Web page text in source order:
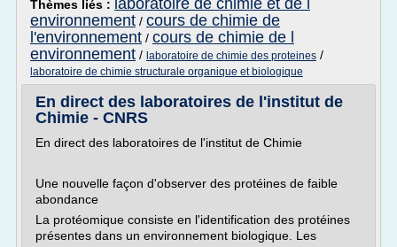
Thèmes liés : laboratoire de chimie et de l
environnement / cours de chimie de
l'environnement / cours de chimie de l
environnement / laboratoire de chimie des proteines /
laboratoire de chimie structurale organique et biologique
En direct des laboratoires de l'institut de
Chimie - CNRS
En direct des laboratoires de l'institut de Chimie
Une nouvelle façon d'observer des protéines de faible
abondance
La protéomique consiste en l'identification des protéines
présentes dans un environnement biologique. Les